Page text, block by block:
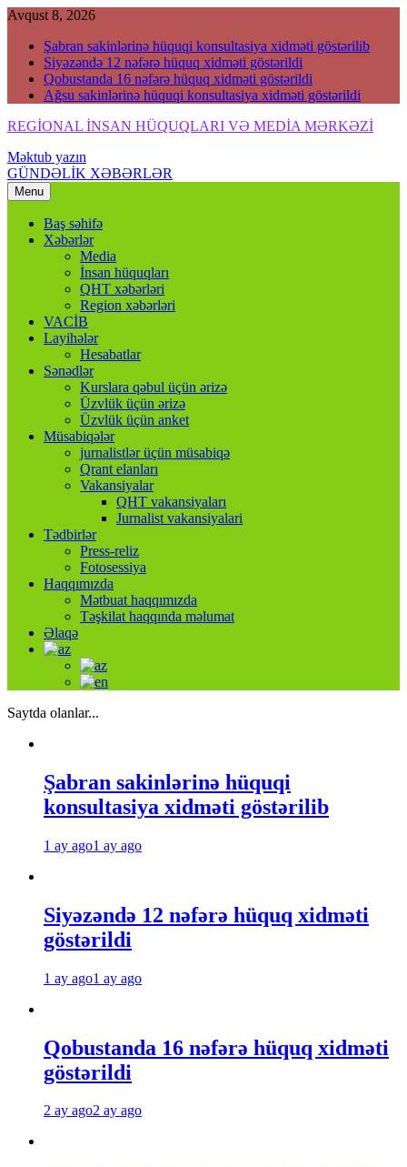
Skip
content
Avqust 8, 2026
Şabran sakinlərinə hüquqi konsultasiya xidməti göstərilib
Siyəzəndə 12 nəfərə hüquq xidməti göstərildi
Qobustanda 16 nəfərə hüquq xidməti göstərildi
Ağsu sakinlərinə hüquqi konsultasiya xidməti göstərildi
REGİONAL İNSAN HÜQUQLARI VƏ MEDİA MƏRKƏZİ
Regional İnsan Hüquqları və Media Mərkəzi
Məktub yazın
GÜNDƏLİK XƏBƏRLƏR
Menu
Baş səhifə
Xəbərlər
Media
İnsan hüquqları
QHT xəbərləri
Region xəbərləri
VACİB
Layihələr
Hesabatlar
Sənədlər
Kurslara qəbul üçün ərizə
Üzvlük üçün ərizə
Üzvlük üçün anket
Müsabiqələr
jurnalistlər üçün müsabiqə
Qrant elanları
Vakansiyalar
QHT vakansiyaları
Jurnalist vakansiyalari
Tədbirlər
Press-reliz
Fotosessiya
Haqqımızda
Mətbuat haqqımızda
Təşkilat haqqında məlumat
Əlaqə
Saytda olanlar...
Şabran sakinlərinə hüquqi
konsultasiya xidməti göstərilib
1 ay ago1 ay ago
Siyəzəndə 12 nəfərə hüquq xidməti
göstərildi
1 ay ago1 ay ago
Qobustanda 16 nəfərə hüquq xidməti
göstərildi
2 ay ago2 ay ago